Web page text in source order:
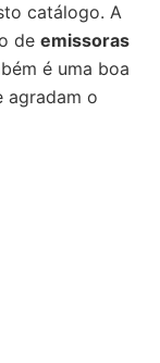
catálogo. A
de emissoras
é uma boa
agradam o